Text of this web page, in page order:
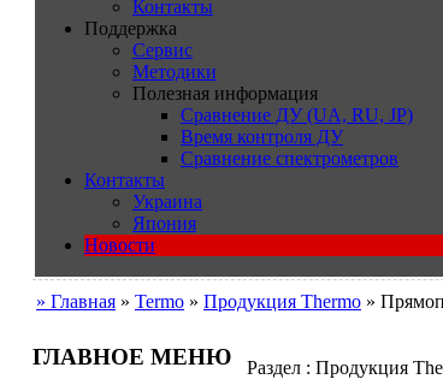
Контакты
Поддержка
Сервис
Методики
Полезная информация
Сравнение ДУ (UA, RU, JP)
Время контроля ДУ
Сравнение спектрометров
Контакты
Украина
Япония
Новости
» Главная » Termo » Продукция Thermo »
ГЛАВНОЕ МЕНЮ Раздел : Продукция